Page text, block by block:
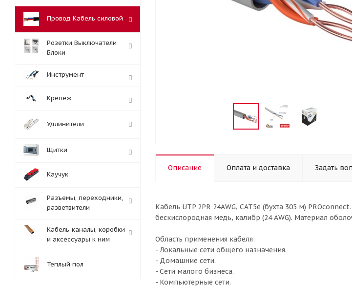
Описание Оплата и доставка Задать
Кабель UTP 2PR 24AWG, CAT5e (бухта 305 м)
бескислородная медь, калибр (24 AWG). Материал
Область применения кабеля:
- Локальные сети общего назначения.
- Домашние сети.
- Сети малого бизнеса.
- Компьютерные сети.
Провод Кабель силовой
Розетки Выключатели
Блоки
Инструмент
Крепеж
Удлинители
Щитки
Каучук
Разъемы, переходники,
разветвители
Кабель-каналы, коробки
и аксессуары к ним
Теплый пол